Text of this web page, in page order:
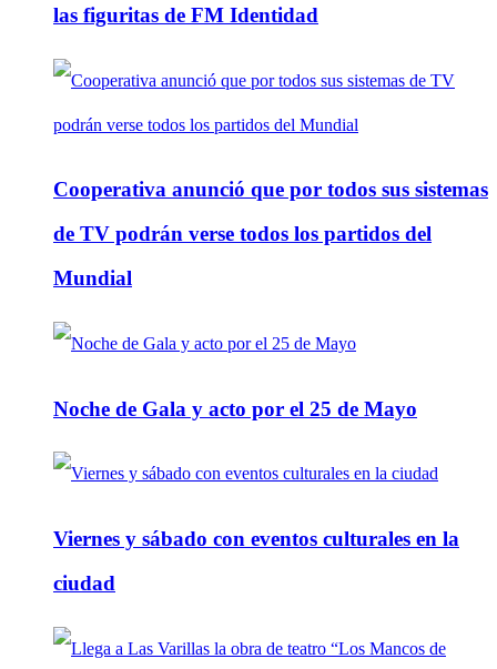
las figuritas de FM Identidad
Cooperativa anunció que por todos sus sistemas
de TV podrán verse todos los partidos del
Mundial
Noche de Gala y acto por el 25 de Mayo
Viernes y sábado con eventos culturales en la
ciudad